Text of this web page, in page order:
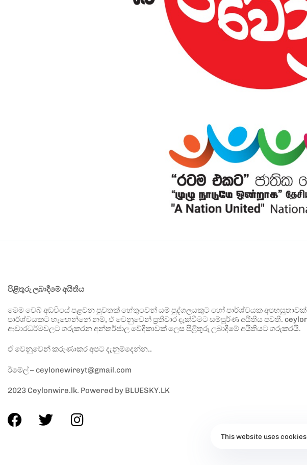
පිළිතුරු ලබාදීමේ අයිතිය
මෙම වෙබ් අඩවියේ පළවන පුවතක් හේතුවෙන් යම් පුද්ගලයකුට හෝ පාර්ශ්වයක
පාර්ශ්වයකට හැඟෙන්නේ නම්, ඒ වෙනුවෙන් ප්‍රතිචාර දැක්වීමට සම්පූර්ණ අයිතිය පවතී.
ආචාරධර්මවලට ගරුකරන අන්තර්ජාල වේදිකාවක් ලෙස පිළිතුරු ලබාදීමේ අයිතියට ගරුකරයි.
ඒ වෙනුවෙන් කරුණාකර අපට දැනුම්දෙන්න..
ඊමේල් – ceylonewireyt@gmail.com
2023 Ceylonwire.lk. Powered by BLUESKY.LK
This website uses